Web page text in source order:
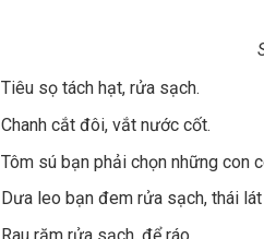
Tiêu sọ tách hạt, rửa sạch.
Chanh cắt đôi, vắt nước cốt.
Tôm sú bạn phải chọn những con
Dưa leo bạn đem rửa sạch, thái lát